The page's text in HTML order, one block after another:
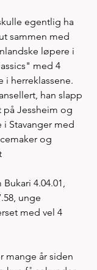
egentlig ha
sammen med
løpere i
med 4
i herreklassene.
han slapp
på Jessheim og
Stavanger med
og
4.04.01,
unge
med vel 4
mange år siden